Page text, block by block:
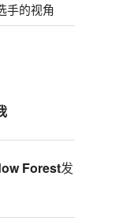
手的视角
Forest发